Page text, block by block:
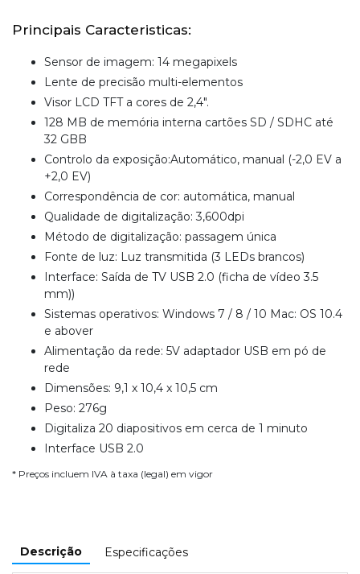
Principais Caracteristicas:
Sensor de imagem: 14 megapixels
Lente de precisão multi-elementos
Visor LCD TFT a cores de 2,4".
128 MB de memória interna cartões SD / SDHC até
32 GBB
Controlo da exposição:Automático, manual (-2,0 EV a
+2,0 EV)
Correspondência de cor: automática, manual
Qualidade de digitalização: 3,600dpi
Método de digitalização: passagem única
Fonte de luz: Luz transmitida (3 LEDs brancos)
Interface: Saída de TV USB 2.0 (ficha de vídeo 3.5
mm))
Sistemas operativos: Windows 7 / 8 / 10 Mac: OS 10.4
e abover
Alimentação da rede: 5V adaptador USB em pó de
rede
Dimensões: 9,1 x 10,4 x 10,5 cm
Peso: 276g
Digitaliza 20 diapositivos em cerca de 1 minuto
Interface USB 2.0
* Preços incluem IVA à taxa (legal) em vigor
Descrição Especificações